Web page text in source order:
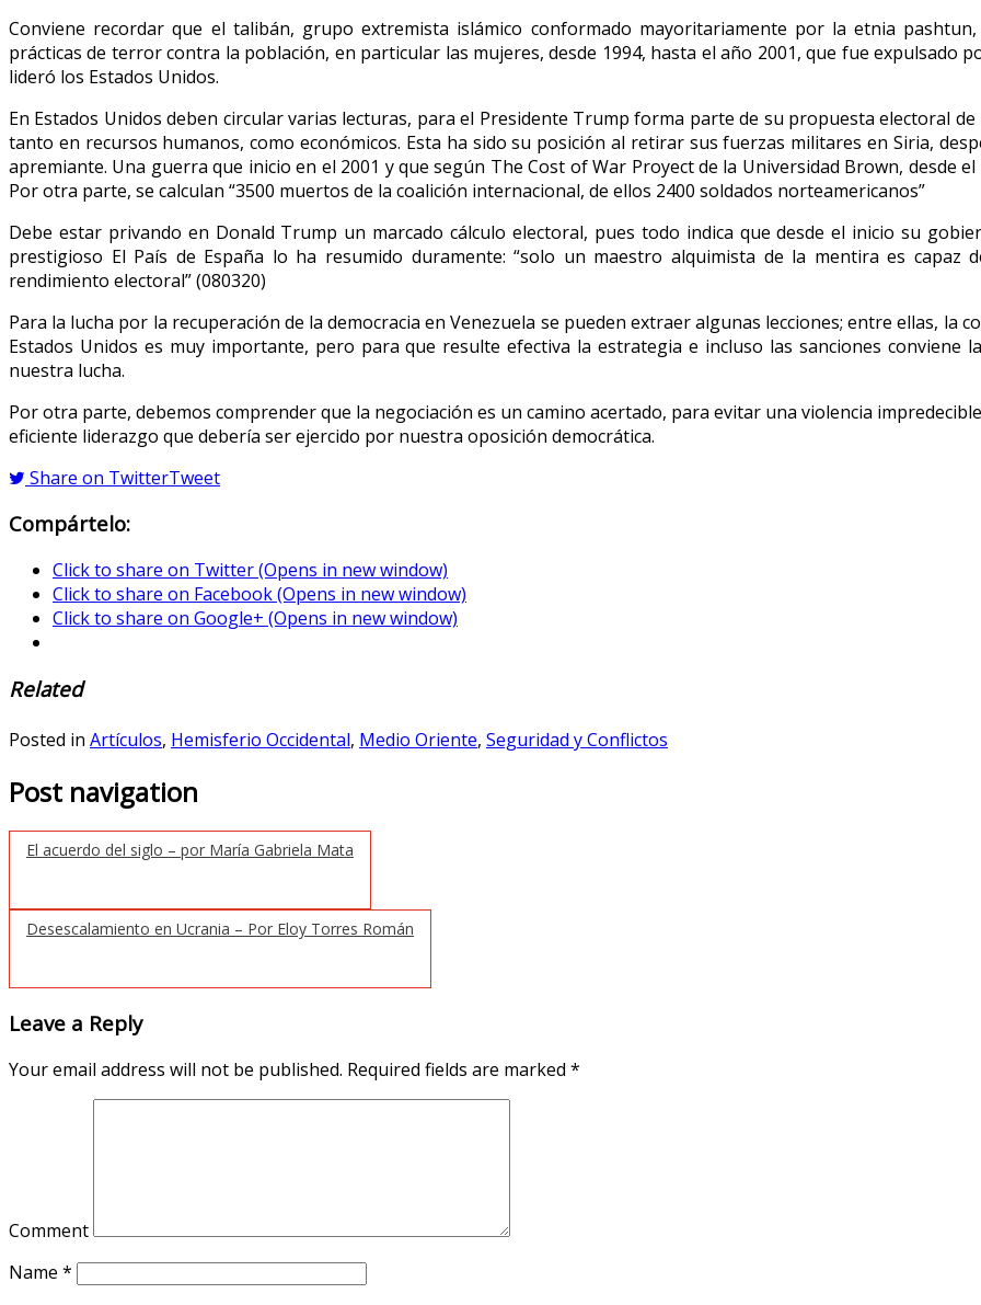
Conviene recordar que el talibán, grupo extremista islámico conformado mayoritariamente por la etnia
prácticas de terror contra la población, en particular las mujeres, desde 1994, hasta el año 2001, que fue expulsado
lideró los Estados Unidos.
En Estados Unidos deben circular varias lecturas, para el Presidente Trump forma parte de su propuesta electoral
tanto en recursos humanos, como económicos. Esta ha sido su posición al retirar sus fuerzas militares en Siria,
apremiante. Una guerra que inicio en el 2001 y que según The Cost of War Proyect de la Universidad Brown, desde el
Por otra parte, se calculan “3500 muertos de la coalición internacional, de ellos 2400 soldados norteamericanos”
Debe estar privando en Donald Trump un marcado cálculo electoral, pues todo indica que desde el inicio su
prestigioso El País de España lo ha resumido duramente: “solo un maestro alquimista de la mentira es
rendimiento electoral” (080320)
Para la lucha por la recuperación de la democracia en Venezuela se pueden extraer algunas lecciones; entre ellas, la
Estados Unidos es muy importante, pero para que resulte efectiva la estrategia e incluso las sanciones conviene
nuestra lucha.
Por otra parte, debemos comprender que la negociación es un camino acertado, para evitar una violencia
eficiente liderazgo que debería ser ejercido por nuestra oposición democrática.
Share on TwitterTweet
Compártelo:
Click to share on Twitter (Opens in new window)
Click to share on Facebook (Opens in new window)
Click to share on Google+ (Opens in new window)
Related
Posted in Artículos, Hemisferio Occidental, Medio Oriente, Seguridad y Conflictos
Post navigation
El acuerdo del siglo – por María Gabriela Mata
Desescalamiento en Ucrania – Por Eloy Torres Román
Leave a Reply
Your email address will not be published. Required fields are marked *
Comment
Name *